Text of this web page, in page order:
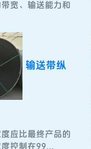
宽、输送能力和
输送带纵
应比最终产品的
控制在99...